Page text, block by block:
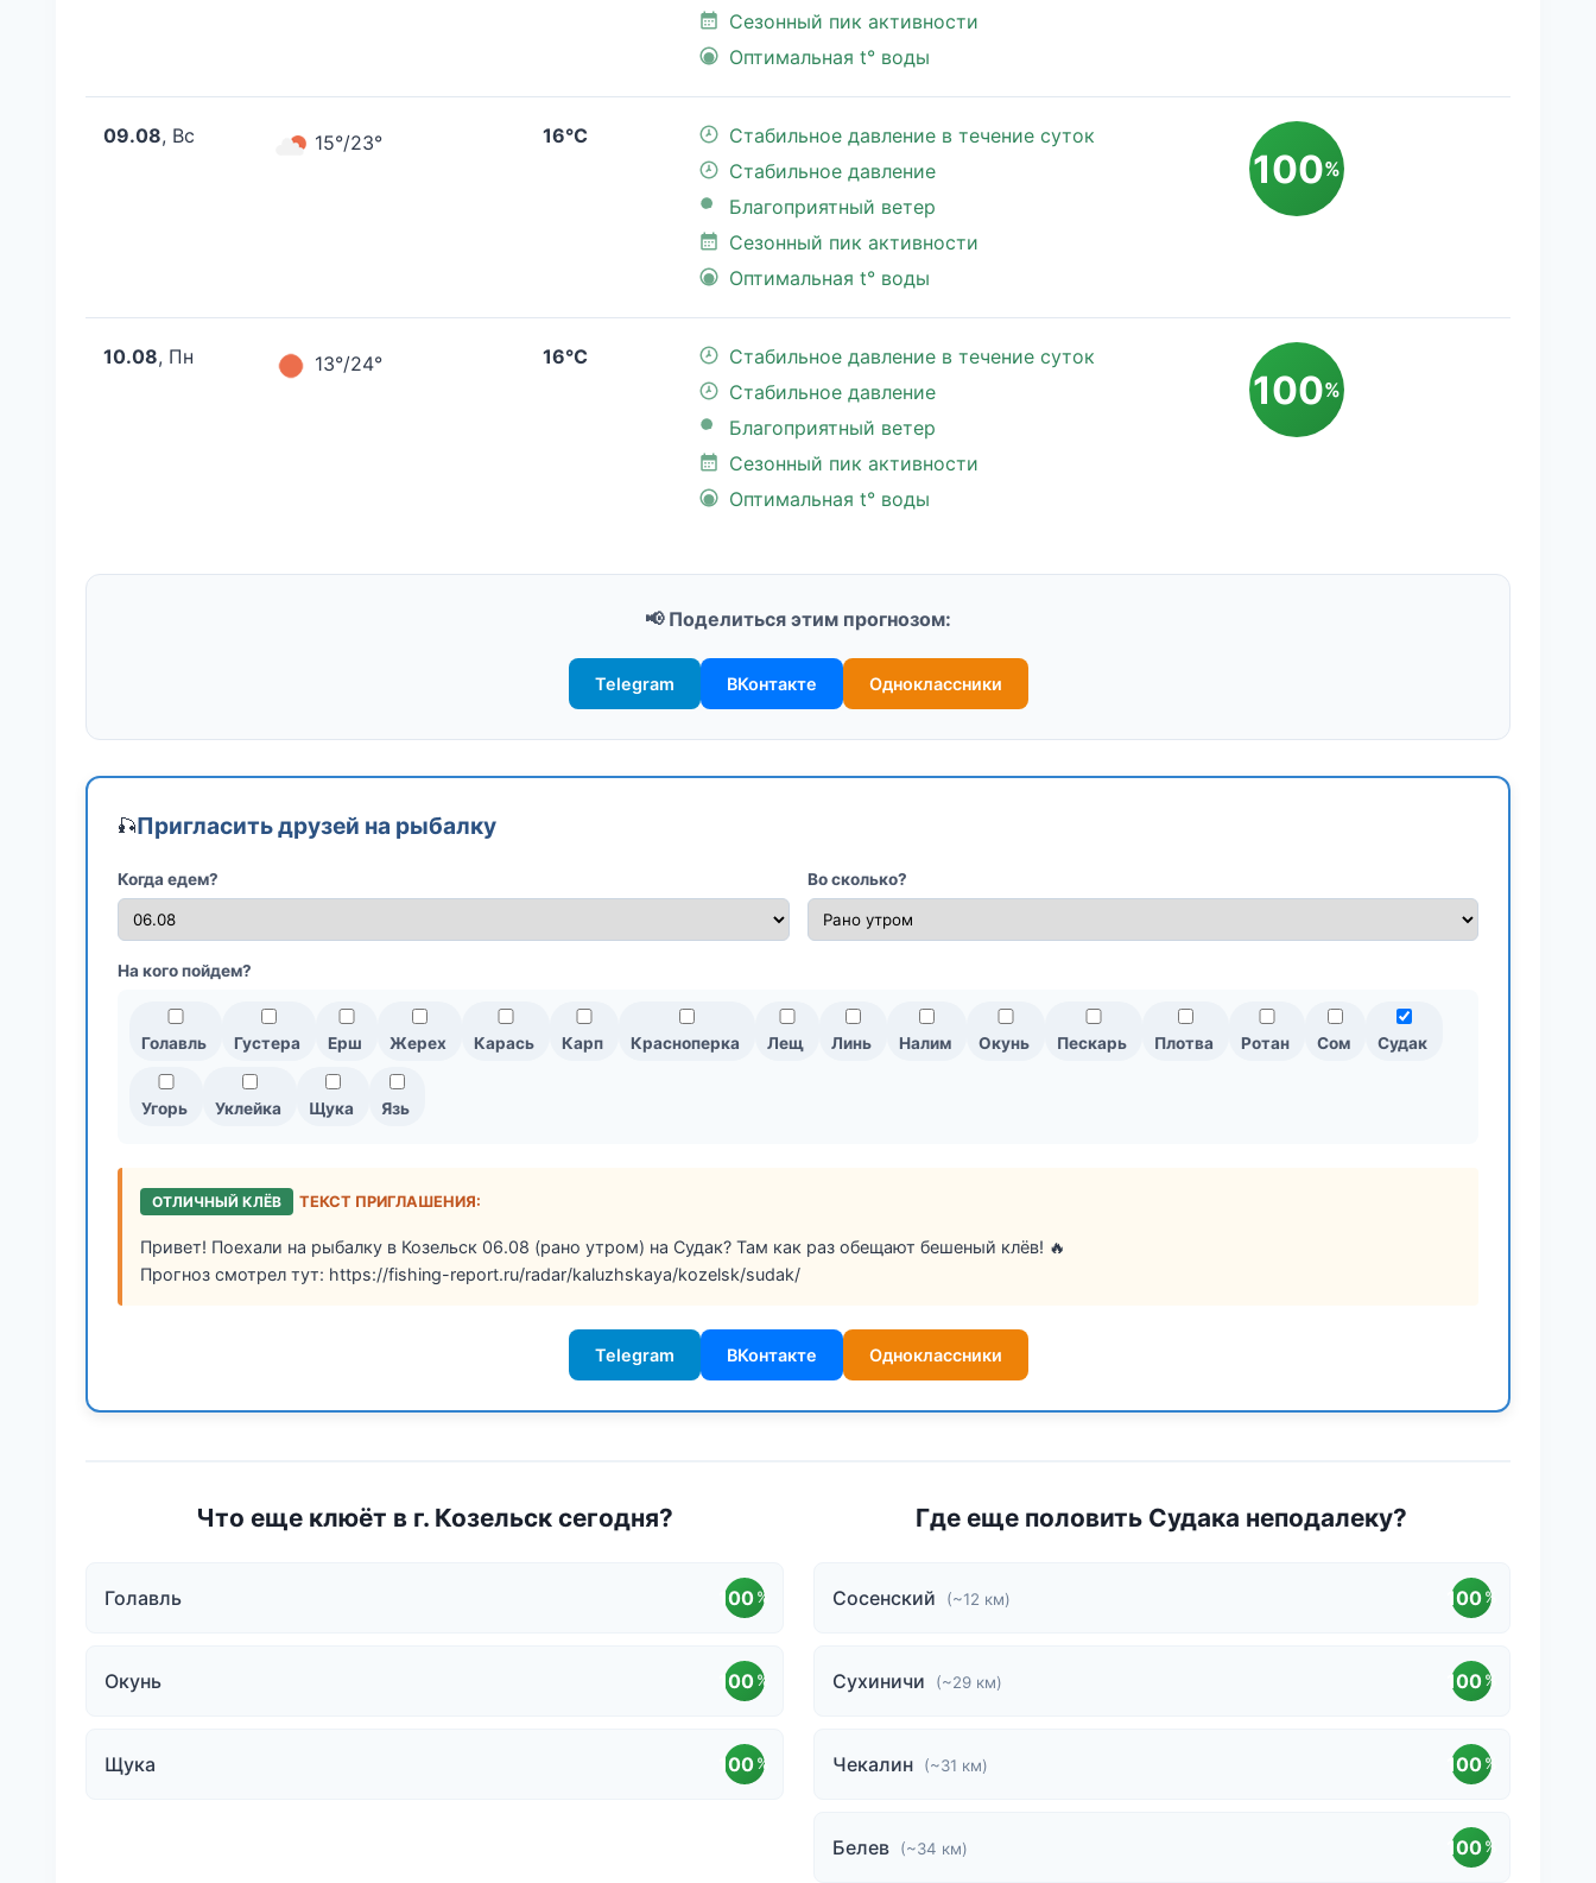
Сезонный пик активности
Оптимальная t° воды
09.08, Вс 15°/23° 16°C
Стабильное давление в течение суток
Стабильное давление
Благоприятный ветер
Сезонный пик активности
Оптимальная t° воды
100%
10.08, Пн 13°/24° 16°C
Стабильное давление в течение суток
Стабильное давление
Благоприятный ветер
Сезонный пик активности
Оптимальная t° воды
100%
📢 Поделиться этим прогнозом:
Telegram ВКонтакте Одноклассники
🎣Пригласить друзей на рыбалку
Когда едем? Во сколько?
На кого пойдем?
Голавль Густера Ерш Жерех Карась Карп Красноперка Лещ Линь Налим Окунь Пескарь Плотва Ротан Сом Судак
Угорь Уклейка Щука Язь
ОТЛИЧНЫЙ КЛЁВ ТЕКСТ ПРИГЛАШЕНИЯ:
Привет! Поехали на рыбалку в Козельск 06.08 (рано утром) на Судак? Там как раз обещают бешеный клёв! 🔥
Прогноз смотрел тут: https://fishing-report.ru/radar/kaluzhskaya/kozelsk/sudak/
Telegram ВКонтакте Одноклассники
Что еще клюёт в г. Козельск сегодня?
Голавль 100 %
Окунь 100 %
Щука 100 %
Где еще половить Судака неподалеку?
Сосенский (~12 км) 100 %
Сухиничи (~29 км) 100 %
Чекалин (~31 км) 100 %
Белев (~34 км) 100 %